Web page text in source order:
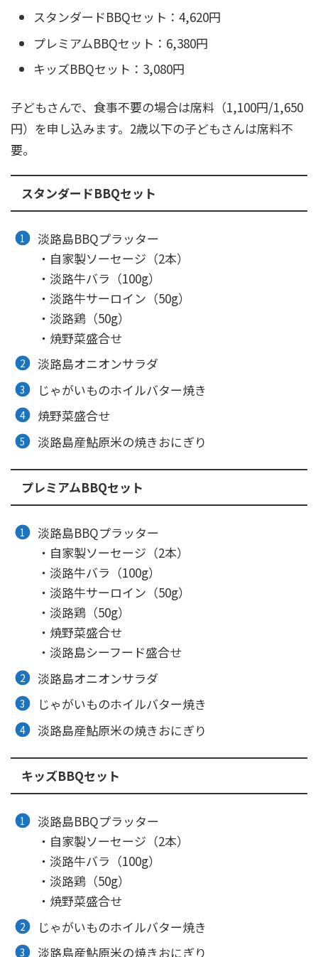
スタンダードBBQセット：4,620円
プレミアムBBQセット：6,380円
キッズBBQセット：3,080円
子どもさんで、食事不要の場合は席料（1,100円/1,650
円）を申し込みます。2歳以下の子どもさんは席料不
要。
スタンダードBBQセット
淡路島BBQプラッター
・自家製ソーセージ（2本）
・淡路牛バラ（100g）
・淡路牛サーロイン（50g）
・淡路鶏（50g）
・焼野菜盛合せ
淡路島オニオンサラダ
じゃがいものホイルバター焼き
焼野菜盛合せ
淡路島産鮎原米の焼きおにぎり
プレミアムBBQセット
淡路島BBQプラッター
・自家製ソーセージ（2本）
・淡路牛バラ（100g）
・淡路牛サーロイン（50g）
・淡路鶏（50g）
・焼野菜盛合せ
・淡路島シーフード盛合せ
淡路島オニオンサラダ
じゃがいものホイルバター焼き
淡路島産鮎原米の焼きおにぎり
キッズBBQセット
淡路島BBQプラッター
・自家製ソーセージ（2本）
・淡路牛バラ（100g）
・淡路鶏（50g）
・焼野菜盛合せ
じゃがいものホイルバター焼き
淡路島産鮎原米の焼きおにぎり